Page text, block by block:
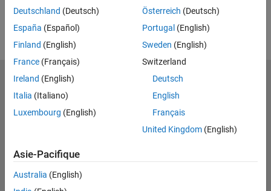
Deutschland (Deutsch)
España (Español)
Finland (English)
France (Français)
Ireland (English)
Italia (Italiano)
Luxembourg (English)
Österreich (Deutsch)
Portugal (English)
Sweden (English)
Switzerland
Deutsch
English
Français
United Kingdom(English)
Asie-Pacifique
Australia (English)
MathWorks
Accelerating the pace of engineering and science
Découvrir les produits